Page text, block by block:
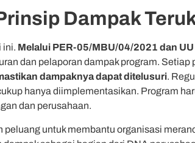
Dampak
ini. Melalui PER-05/MBU/04/2021 dan
dan pelaporan dampak program.
dampaknya dapat ditelusuri.
hanya diimplementasikan. Program
dan perusahaan.
untuk membantu organisasi